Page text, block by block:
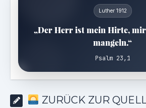
Luther 1912
„Der Herr ist mein Hirte,
mangeln.“
Psalm 23,1
ZURÜCK ZUR